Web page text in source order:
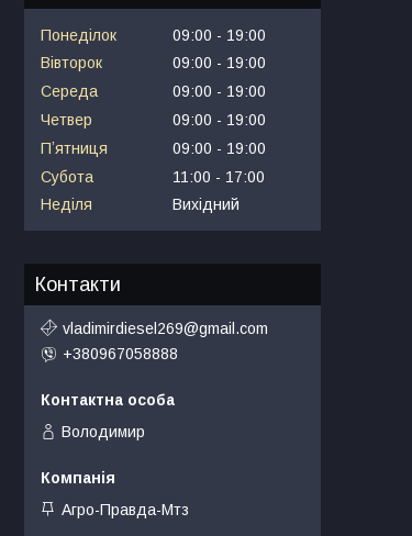
Понеділок 09:00
19:00
Вівторок
09:00
19:00
Середа
09:00
19:00
Четвер
09:00
19:00
Пʼятниця
09:00
19:00
Субота
11:00
17:00
Неділя
Вихідний
Контакти
vladimirdiesel269@gmail.com
+380967058888
Володимир
Агро-Правда-Мтз